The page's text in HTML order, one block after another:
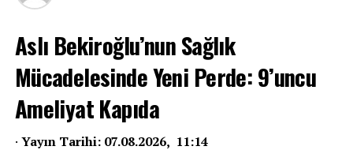
Aslı Bekiroğlu’nun Sağlık
Mücadelesinde Yeni Perde: 9’uncu
Ameliyat Kapıda
· Yayın Tarihi: 07.08.2026, 11:14